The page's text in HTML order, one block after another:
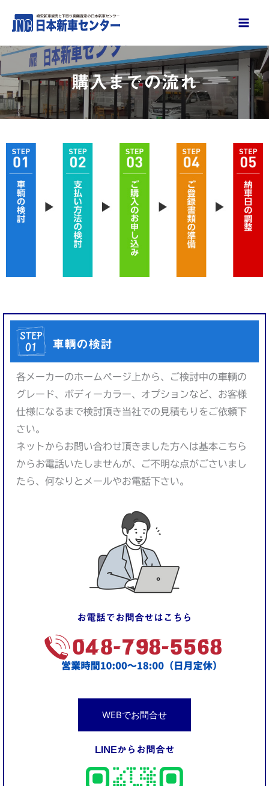
を
ス
キ
ッ
プ
購入までの流れ
車輌の検討
各メーカーのホームページ上から、ご検討中の車輌の
グレード、ボディーカラー、オプションなど、お客様
仕様になるまで検討頂き当社での見積もりをご依頼下
さい。
ネットからお問い合わせ頂きました方へは基本こちら
からお電話いたしませんが、ご不明な点がごさいまし
たら、何なりとメールやお電話下さい。
お電話でお問合せはこちら
WEBでお問合せ
LINEからお問合せ